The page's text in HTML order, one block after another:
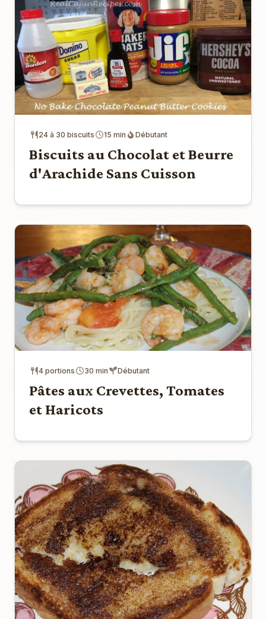
24 à 30 biscuits 15 min Débutant
Biscuits au Chocolat et Beurre
d'Arachide Sans Cuisson
4 portions 30 min Débutant
Pâtes aux Crevettes, Tomates
et Haricots